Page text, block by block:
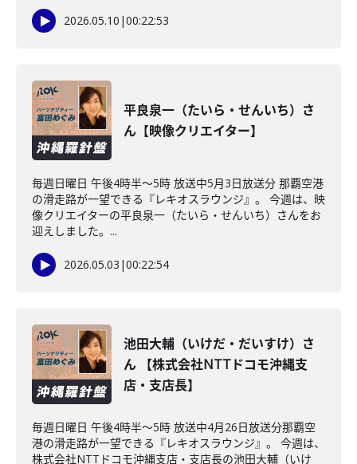
2026.05.10 |00:22:53
平良泉一（たいら・せんいち）さ
ん【映像クリエイター】
毎週日曜日 午後4時半～5時 放送中5月3日放送分 那覇空港
の滑走路が一望できる『レキオスラウンジ』。 今週は、映
像クリエイターの平良泉一（たいら・せんいち）さんをお
迎えしました。...
2026.05.03 |00:22:54
池田大輔（いけだ・だいすけ）さ
ん 【株式会社NTTドコモ沖縄支
店・支店長】
毎週日曜日 午後4時半～5時 放送中4月26日放送分那覇空
港の滑走路が一望できる『レキオスラウンジ』。 今週は、
株式会社NTTドコモ沖縄支店・支店長の池田大輔（いけ